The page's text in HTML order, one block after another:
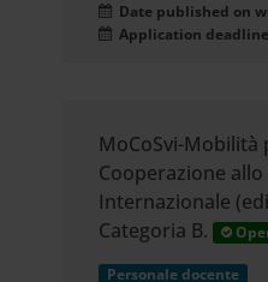
Date published on
Application
MoCoSvi-Mobilità
Cooperazione
Internazionale
Categoria B.
Personale docente